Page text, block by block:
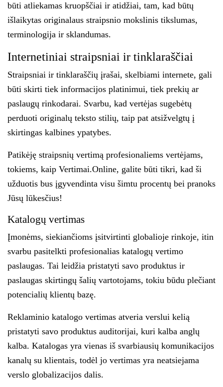
būti atliekamas kruopščiai ir atidžiai, tam, kad būtų
išlaikytas originalaus straipsnio mokslinis tikslumas,
terminologija ir sklandumas.
Internetiniai straipsniai ir tinklaraščiai
Straipsniai ir tinklaraščių įrašai, skelbiami internete, gali
būti skirti tiek informacijos platinimui, tiek prekių ar
paslaugų rinkodarai. Svarbu, kad vertėjas sugebėtų
perduoti originalų teksto stilių, taip pat atsižvelgtų į
skirtingas kalbines ypatybes.
Patikėję straipsnių vertimą profesionaliems vertėjams,
tokiems, kaip Vertimai.Online, galite būti tikri, kad ši
užduotis bus įgyvendinta visu šimtu procentų bei pranoks
Jūsų lūkesčius!
Katalogų vertimas
Įmonėms, siekiančioms įsitvirtinti globalioje rinkoje, itin
svarbu pasitelkti profesionalias katalogų vertimo
paslaugas. Tai leidžia pristatyti savo produktus ir
paslaugas skirtingų šalių vartotojams, tokiu būdu plečiant
potencialių klientų bazę.
Reklaminio katalogo vertimas atveria verslui kelią
pristatyti savo produktus auditorijai, kuri kalba anglų
kalba. Katalogas yra vienas iš svarbiausių komunikacijos
kanalų su klientais, todėl jo vertimas yra neatsiejama
verslo globalizacijos dalis.